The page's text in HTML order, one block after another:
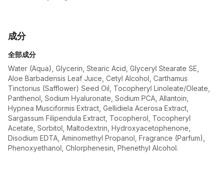
成分
全部成分
Water (Aqua), Glycerin, Stearic Acid, Glyceryl Stearate SE,
Aloe Barbadensis Leaf Juice, Cetyl Alcohol, Carthamus
Tinctorius (Safflower) Seed Oil, Tocopheryl Linoleate/Oleate,
Panthenol, Sodium Hyaluronate, Sodium PCA, Allantoin,
Hypnea Musciformis Extract, Gellidiela Acerosa Extract,
Sargassum Filipendula Extract, Tocopherol, Tocopheryl
Acetate, Sorbitol, Maltodextrin, Hydroxyacetophenone,
Disodium EDTA, Aminomethyl Propanol, Fragrance (Parfum),
Phenoxyethanol, Chlorphenesin, Phenethyl Alcohol.